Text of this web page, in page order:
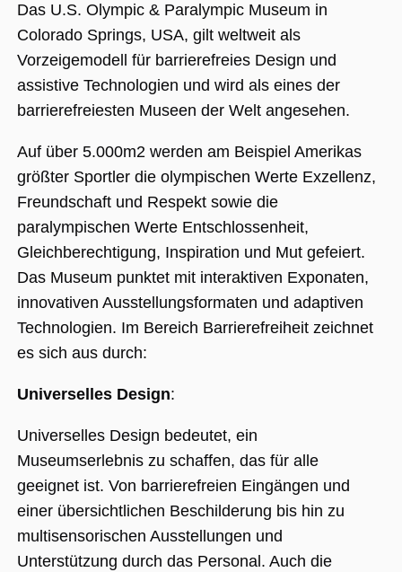
Das U.S. Olympic & Paralympic Museum in
Colorado Springs, USA, gilt weltweit als
Vorzeigemodell für barrierefreies Design und
assistive Technologien und wird als eines der
barrierefreiesten Museen der Welt angesehen.
Auf über 5.000m2 werden am Beispiel Amerikas
größter Sportler die olympischen Werte Exzellenz,
Freundschaft und Respekt sowie die
paralympischen Werte Entschlossenheit,
Gleichberechtigung, Inspiration und Mut gefeiert.
Das Museum punktet mit interaktiven Exponaten,
innovativen Ausstellungsformaten und adaptiven
Technologien. Im Bereich Barrierefreiheit zeichnet
es sich aus durch:
Universelles Design:
Universelles Design bedeutet, ein
Museumserlebnis zu schaffen, das für alle
geeignet ist. Von barrierefreien Eingängen und
einer übersichtlichen Beschilderung bis hin zu
multisensorischen Ausstellungen und
Unterstützung durch das Personal. Auch die
Unbedingt erforderliche Cookies ermöglichen
wesentliche Kernfunktionen der Website wie
die Benutzeranmeldung und die
Kontoverwaltung. Ohne die unbedingt
erforderlichen Cookies kann die Website nicht
ordnungsgemäß verwendet werden.
CookieScriptConsent
CookieScript
1 Jahr 1
Dieses
verwendet,
_GRECAPTCHA
www.google.com
5 Monate 4
Wochen
ein
ausgeführt
Name Anbieter / Domäne Ablaufdatum
_ga
Google LLC
.museumsguide.net
1 Jahr 1
Monat
Dieser Cookie-
Google
Google Privacy Policy